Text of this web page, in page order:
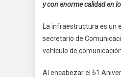
y con enorme calidad en
La infraestructura es un
secretario de
vehículo de
Al encabezar el 61